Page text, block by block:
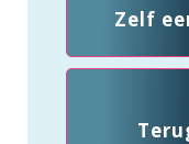
Zelf